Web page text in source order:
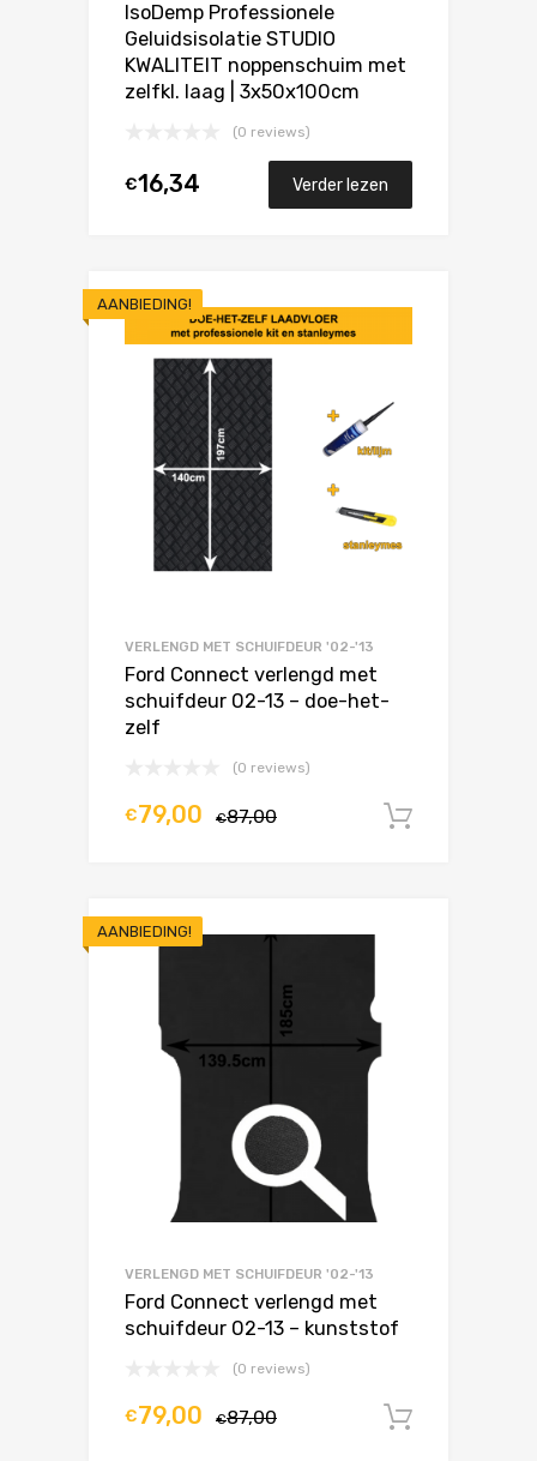
IsoDemp Professionele
Geluidsisolatie STUDIO
KWALITEIT noppenschuim met
zelfkl. laag | 3x50x100cm
(0 reviews)
€16,34 Verder lezen
AANBIEDING!
VERLENGD MET SCHUIFDEUR '02-'13
Ford Connect verlengd met
schuifdeur 02-13 – doe-het-
zelf
(0 reviews)
€87,00
€79,00
AANBIEDING!
VERLENGD MET SCHUIFDEUR '02-'13
Ford Connect verlengd met
schuifdeur 02-13 – kunststof
(0 reviews)
€87,00
€79,00